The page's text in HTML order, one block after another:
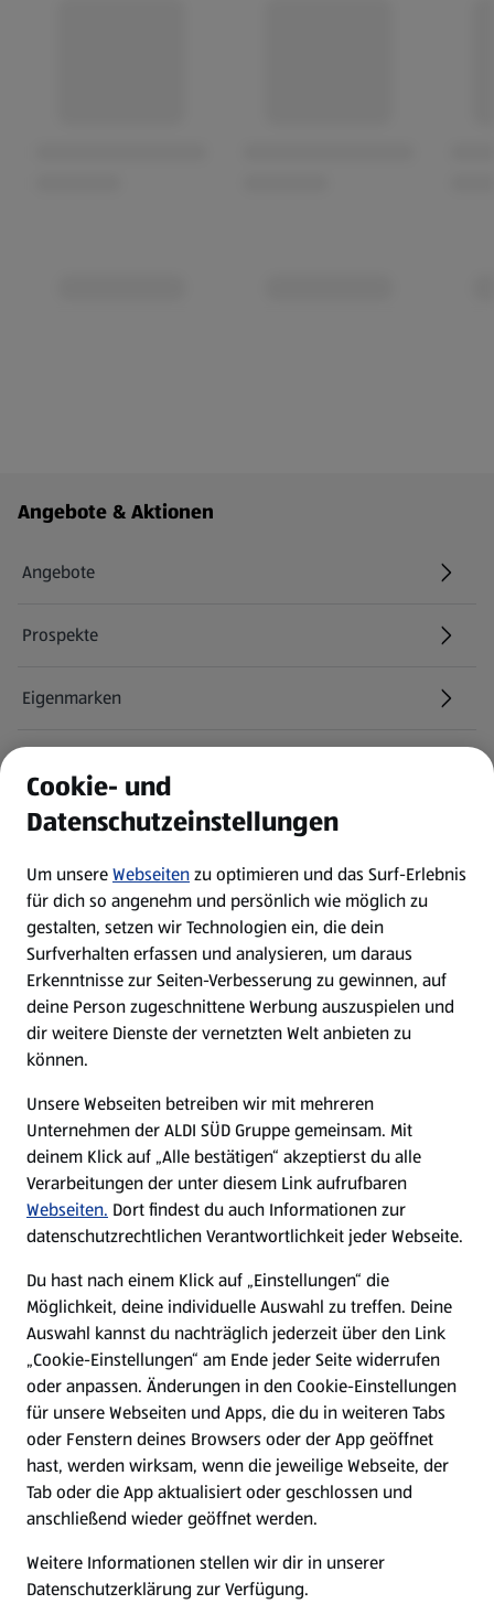
Fußzeilenmenü - weitere Links
Angebote & Aktionen
Angebote
Prospekte
Eigenmarken
Newsletter
WhatsApp
Über ALDI SÜD
Filialen
Nachhaltigkeit
Karriere
Presse
Hilfe & Kontakt
(öffnet in einem neuen Tab)
Unternehmen
Folge uns hier:
Cookie- und
Datenschutzeinstellungen
Um unsereWebseitenzu optimieren und das Surf-Erlebnis
für dich so angenehm und persönlich wie möglich zu
gestalten, setzen wir Technologien ein, die dein
Surfverhalten erfassen und analysieren, um daraus
Erkenntnisse zur Seiten-Verbesserung zu gewinnen, auf
deine Person zugeschnittene Werbung auszuspielen und
dir weitere Dienste der vernetzten Welt anbieten zu
können.
Unsere Webseiten betreiben wir mit mehreren
Unternehmen der ALDI SÜD Gruppe gemeinsam. Mit
deinem Klick auf „Alle bestätigen“ akzeptierst du alle
Verarbeitungen der unter diesem Link aufrufbaren
Webseiten. Dort findest du auch Informationen zur
datenschutzrechtlichen Verantwortlichkeit jeder Webseite.
Du hast nach einem Klick auf „Einstellungen“ die
Möglichkeit, deine individuelle Auswahl zu treffen. Deine
Auswahl kannst du nachträglich jederzeit über den Link
„Cookie-Einstellungen“ am Ende jeder Seite widerrufen
oder anpassen. Änderungen in den Cookie-Einstellungen
für unsere Webseiten und Apps, die du in weiteren Tabs
oder Fenstern deines Browsers oder der App geöffnet
hast, werden wirksam, wenn die jeweilige Webseite, der
Tab oder die App aktualisiert oder geschlossen und
anschließend wieder geöffnet werden.
Weitere Informationen stellen wir dir in unserer
Datenschutzerklärung zur Verfügung.